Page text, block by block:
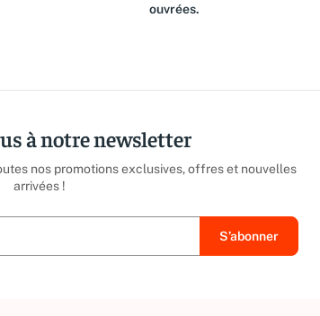
ouvrées.
à notre newsletter
nos promotions exclusives, offres et nouvelles
arrivées !